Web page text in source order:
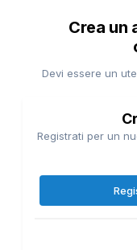
Crea un
Devi essere un
Registrati per un